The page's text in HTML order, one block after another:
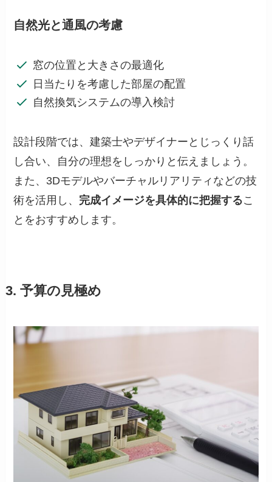
自然光と通風の考慮
窓の位置と大きさの最適化
日当たりを考慮した部屋の配置
自然換気システムの導入検討
設計段階では、建築士やデザイナーとじっくり話
し合い、自分の理想をしっかりと伝えましょう。
また、3Dモデルやバーチャルリアリティなどの技
術を活用し、 完成イメージを具体的に把握するこ
とをおすすめします。
3. 予算の見極め